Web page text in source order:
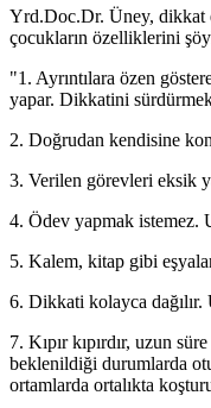
Yrd.Doc.Dr. Üney, dikkat
çocukların özelliklerini
"1. Ayrıntılara özen
yapar. Dikkatini
2. Doğrudan kendisine
3. Verilen görevleri eksik
4. Ödev yapmak istemez.
5. Kalem, kitap gibi
6. Dikkati kolayca dağılır.
7. Kıpır kıpırdır, uzun
beklenildiği durumlarda
ortamlarda ortalıkta